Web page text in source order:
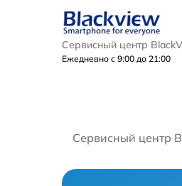
Сервисный центр
Ежедневно с 9:00 до 21:00
Сервисный центр